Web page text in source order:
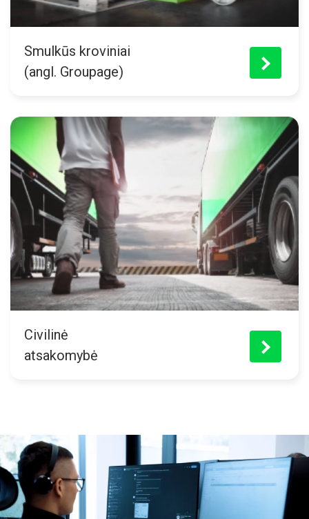
Smulkūs kroviniai
(angl. Groupage)
>
Civilinė
atsakomybė
>